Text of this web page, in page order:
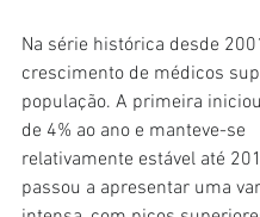
Na série histórica desde
crescimento de médicos
população. A primeira
de 4% ao ano e manteve-se
relativamente estável até
passou a apresentar uma